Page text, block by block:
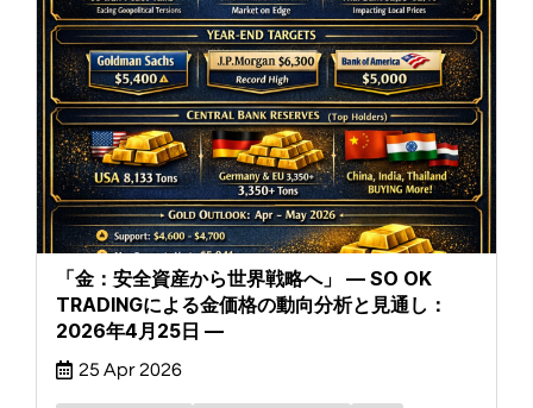
「金：安全資産から世界戦略へ」 — SO OK
TRADINGによる金価格の動向分析と見通し：
2026年4月25日 —
25 Apr 2026